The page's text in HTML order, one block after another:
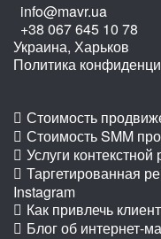
info@mavr.ua
+38 067 645 10 78
Украина, Харьков
Политика
Стоимость
Стоимость SMM
Услуги
Таргетированная
Instagram
Как привлечь
Блог об интернет-